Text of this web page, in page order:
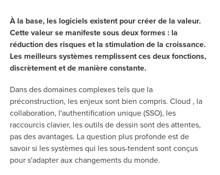
À la base, les logiciels existent pour créer de la valeur.
Cette valeur se manifeste sous deux formes : la
réduction des risques et la stimulation de la croissance.
Les meilleurs systèmes remplissent ces deux fonctions,
discrètement et de manière constante.
Dans des domaines complexes tels que la
préconstruction, les enjeux sont bien compris. Cloud , la
collaboration, l'authentification unique (SSO), les
raccourcis clavier, les outils de dessin sont des attentes,
pas des avantages. La question plus profonde est de
savoir si les systèmes qui les sous-tendent sont conçus
pour s'adapter aux changements du monde.